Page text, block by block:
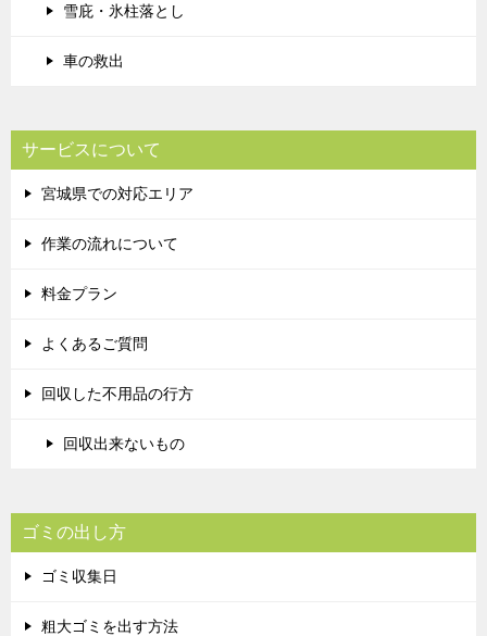
雪庇・氷柱落とし
車の救出
サービスについて
宮城県での対応エリア
作業の流れについて
料金プラン
よくあるご質問
回収した不用品の行方
回収出来ないもの
ゴミの出し方
ゴミ収集日
粗大ゴミを出す方法